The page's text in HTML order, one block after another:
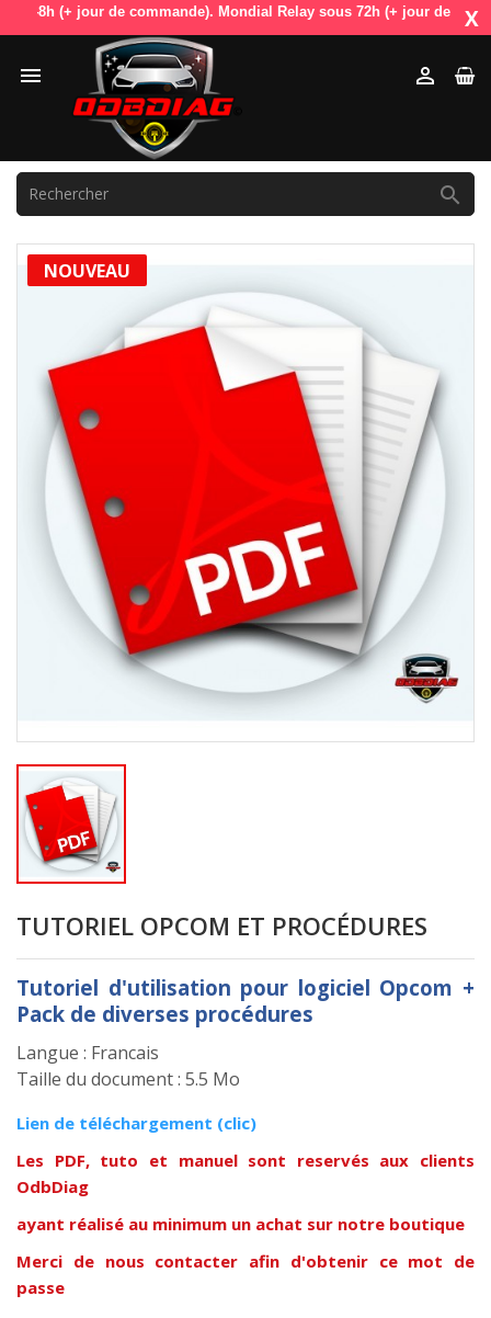
(+ jour de commande). Mondial Relay sous 72h (+ jour de X
 

NOUVEAU
TUTORIEL OPCOM ET PROCÉDURES
Tutoriel d'utilisation pour logiciel Opcom +
Pack de diverses procédures
Langue : Francais
Taille du document : 5.5 Mo
Lien de téléchargement (clic)
Les PDF, tuto et manuel sont reservés aux clients
OdbDiag
ayant réalisé au minimum un achat sur notre boutique
Merci de nous contacter afin d'obtenir ce mot de
passe